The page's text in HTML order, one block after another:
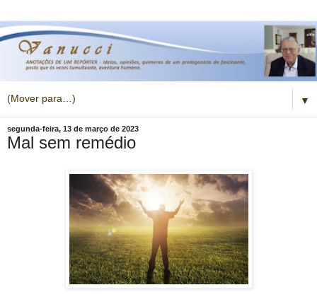
▼
segunda-feira, 13 de março de 2023
Mal sem remédio